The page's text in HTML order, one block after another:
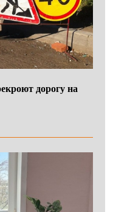
дорогу на